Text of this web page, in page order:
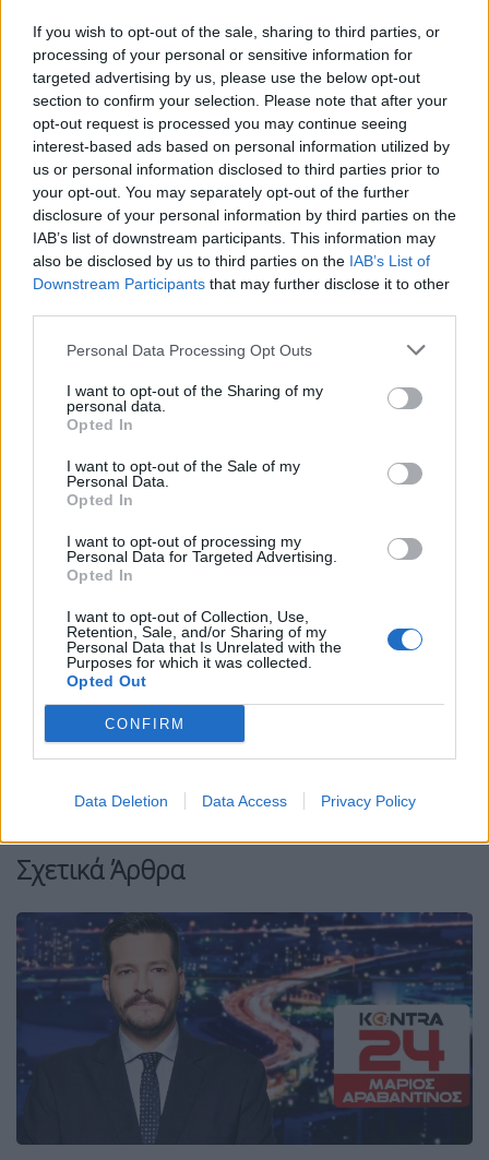
If you wish to opt-out of the sale, sharing to third parties, or
processing of your personal or sensitive information for
targeted advertising by us, please use the below opt-out
section to confirm your selection. Please note that after your
opt-out request is processed you may continue seeing
interest-based ads based on personal information utilized by
us or personal information disclosed to third parties prior to
your opt-out. You may separately opt-out of the further
disclosure of your personal information by third parties on the
IAB’s list of downstream participants. This information may
also be disclosed by us to third parties on the IAB’s List of
Downstream Participants that may further disclose it to other
Personal Data Processing Opt Outs
I want to opt-out of the Sharing of my
personal data.
Opted In
I want to opt-out of the Sale of my
Personal Data.
Opted In
I want to opt-out of processing my
Personal Data for Targeted Advertising.
Opted In
I want to opt-out of Collection, Use,
Retention, Sale, and/or Sharing of my
Personal Data that Is Unrelated with the
Purposes for which it was collected.
Opted Out
CONFIRM
Data Deletion Data Access Privacy Policy
Facebook
Email Copy Link
KONTRA Νίκος Παναγιωτόπουλος
Σχετικά Άρθρα